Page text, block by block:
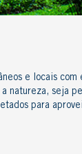
e locais
natureza, seja
para